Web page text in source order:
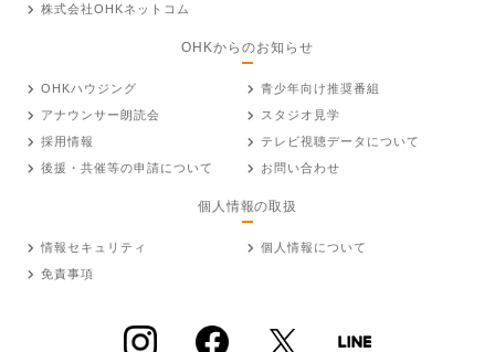
株式会社OHKネットコム
OHKからのお知らせ
OHKハウジング
青少年向け推奨番組
アナウンサー朗読会
スタジオ見学
採用情報
テレビ視聴データについて
後援・共催等の申請について
お問い合わせ
個人情報の取扱
情報セキュリティ
個人情報について
免責事項